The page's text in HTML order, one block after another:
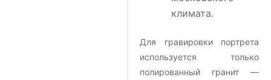
климата.
Для гравировки портрета
используется только
полированный гранит —